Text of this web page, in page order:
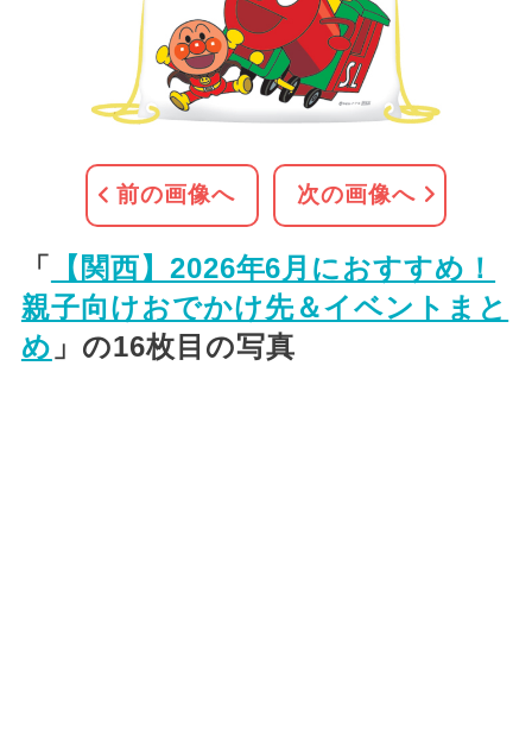
前の画像へ 次の画像へ
「
【関西】2026年6月におすすめ！
親子向けおでかけ先＆イベントまと
め 」の16枚目の写真